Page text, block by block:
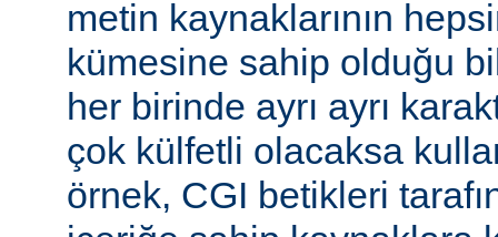
metin kaynaklarının
kümesine sahip olduğu
her birinde ayrı ayrı
çok külfetli olacaksa
örnek, CGI betikleri